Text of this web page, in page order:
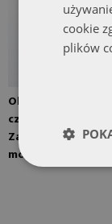
Obraz montowany
czterema
Zawieszki
montowane na
cookie
plików